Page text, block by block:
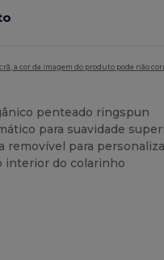
a cor da imagem do produto pode não
penteado ringspun
para suavidade
removível para
interior do colarinho